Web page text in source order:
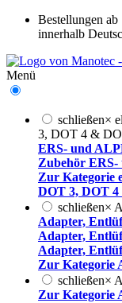
Bestellungen
innerhalb
Menü
schließen×
3, DOT 4 &
ERS- und
Zubehör
Zur Kategorie
DOT 3, DOT 4
schließen×
Adapter,
Adapter,
Adapter,
Zur Kategorie
schließen×
Zur Kategorie